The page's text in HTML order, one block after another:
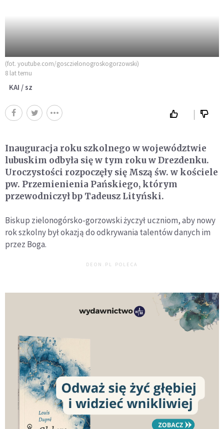
(fot. youtube.com/gosczielonogroskogorzowski)
8 lat temu
KAI / sz
Inauguracja roku szkolnego w województwie
lubuskim odbyła się w tym roku w Drezdenku.
Uroczystości rozpoczęły się Mszą św. w kościele
pw. Przemienienia Pańskiego, którym
przewodniczył bp Tadeusz Lityński.
Biskup zielonogórsko-gorzowski życzył uczniom, aby nowy
rok szkolny był okazją do odkrywania talentów danych im
przez Boga.
DEON.PL POLECA